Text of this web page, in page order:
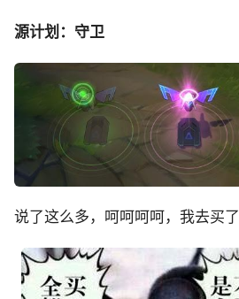
源计划：守卫
说了这么多，呵呵呵呵，我去买了